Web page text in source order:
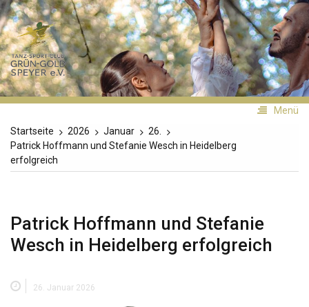
Zum
Inhalt
springen
TSC
Grün-
Gold
Menü
Startseite
2026 Januar
26.
Patrick Hoffmann und Stefanie Wesch in Heidelberg
erfolgreich
Patrick Hoffmann und Stefanie
Wesch in Heidelberg erfolgreich
26. Januar 2026